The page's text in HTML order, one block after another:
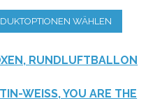
WÄHLEN
RUNDLUFTBALLON
WEISS, YOU ARE THE